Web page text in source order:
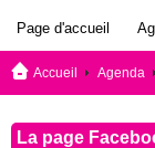
Page d'accueil
Accueil Agenda
La page